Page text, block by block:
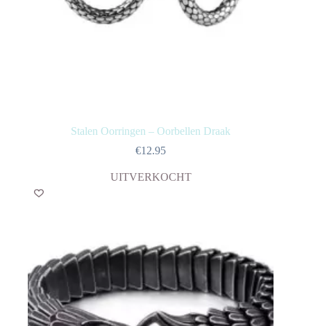
Stalen Oorringen – Oorbellen Draak
€12.95
UITVERKOCHT